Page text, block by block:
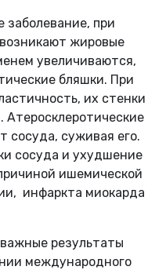
заболевание, при
жировые
увеличиваются,
бляшки. При
их стенки
сосуда, суживая его.
сосуда и ухудшение
ишемической
инфаркта миокарда
результаты
международного